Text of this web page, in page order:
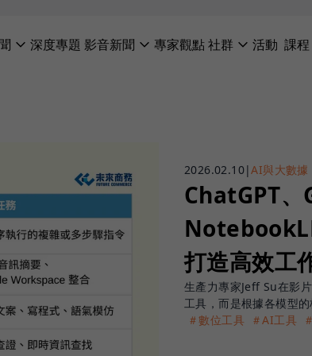
深度專題 影音新聞 專家觀點社群 活動 課程
2026.02.10|AI與大數據
ChatGPT
打造高效工
生產力專家Jeff Su在影
工具，而是根據各模型
＃數位工具 ＃AI工具